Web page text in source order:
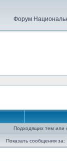
Форум
Подходящих тем или
Показать сообщения за: